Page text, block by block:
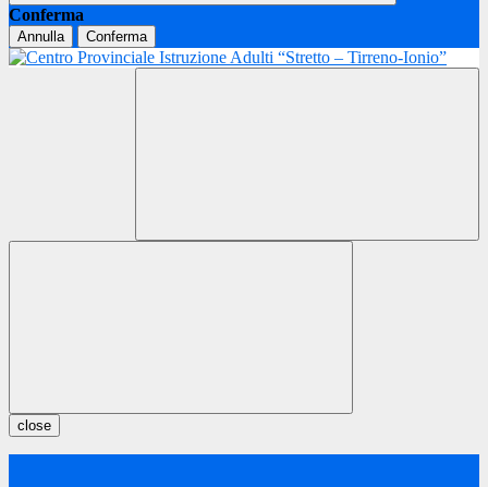
Conferma
Annulla Conferma
close